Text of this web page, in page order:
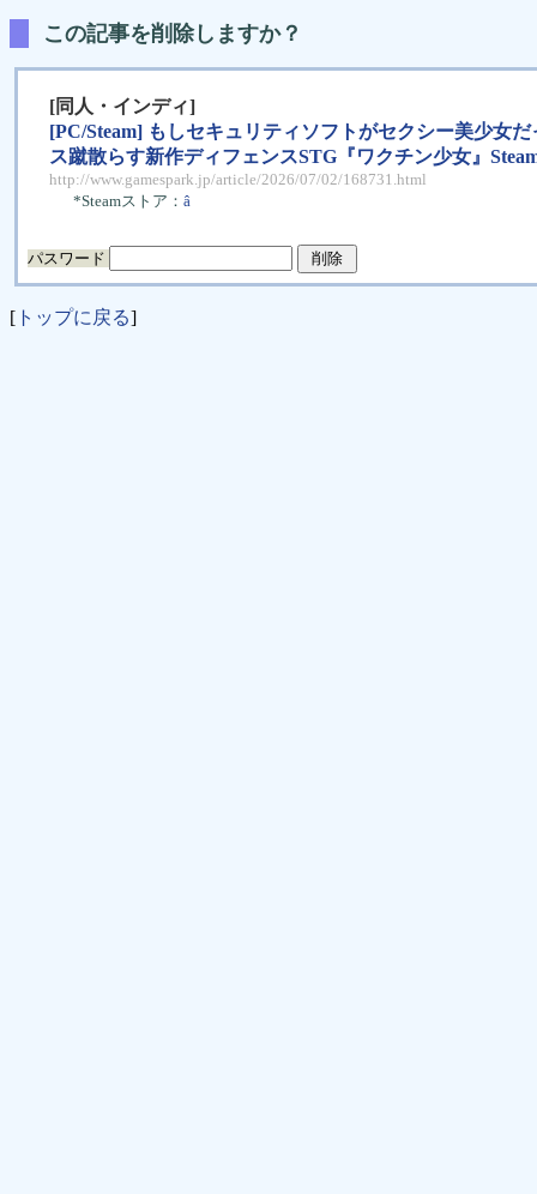
この記事を削除しますか？
[同人・インディ]
[PC/Steam] もしセキュリティソフトがセクシー美少
ス蹴散らす新作ディフェンスSTG『ワクチン少女』
http://www.gamespark.jp/article/2026/07/02/168731.html
*Steamストア： â
パスワード
[ トップに戻る]